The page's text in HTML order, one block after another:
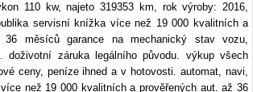
110 kw, najeto 319353 km, rok výroby: 2016,
servisní knížka více než 19 000 kvalitních a
36 měsíců garance na mechanický stav vozu,
doživotní záruka legálního původu. výkup všech
ceny, peníze ihned a v hotovosti. automat, navi,
než 19 000 kvalitních a prověřených aut. až 36